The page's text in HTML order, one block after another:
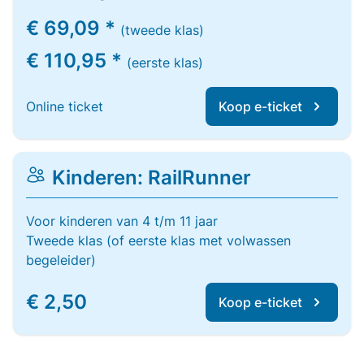
€ 69,09 * (tweede klas)
€ 110,95 * (eerste klas)
Online ticket Koop e-ticket
Kinderen: RailRunner
Voor kinderen van 4 t/m 11 jaar
Tweede klas (of eerste klas met volwassen
begeleider)
€ 2,50 Koop e-ticket